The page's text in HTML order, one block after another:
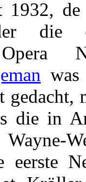
1932, de
die in